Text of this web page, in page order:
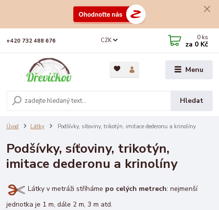
Menu
CZK
Hledat
+420 732 488 676 0 ks
za 0 Kč
Úvod Látky Podšívky, síťoviny, trikotýn, imitace dederonu a krinolíny
Podšívky, síťoviny, trikotýn,
imitace dederonu a krinolíny
Látky v metráži stříháme po celých metrech: nejmenší
jednotka je 1 m, dále 2 m, 3 m atd.